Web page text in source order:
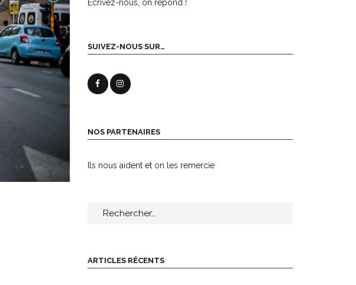
Écrivez-nous, on répond !
SUIVEZ-NOUS SUR…
NOS PARTENAIRES
Ils nous aident et on les remercie
Rechercher :
ARTICLES RÉCENTS